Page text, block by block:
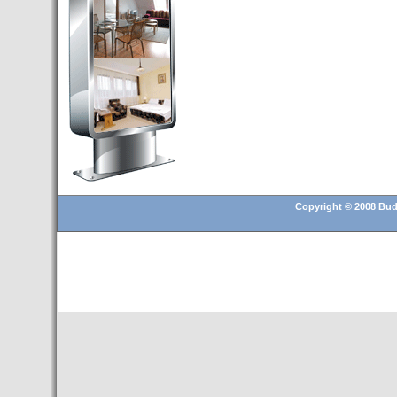
Budapest’.
- Hoteles en BUDAPEST:
Resultados octubre de 2016,
subida del 15% ocupación y
del 25,6% en el RevPar
- Nuevo Hotel en Budapest
bajo la marca Exe Hotusa
- Transfer Aeropuerto de
BUDAPEST
Copyright © 2008